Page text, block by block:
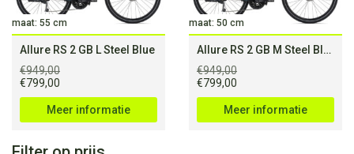
maat: 55 cm
Allure RS 2 GB L Steel Blue
€949,00
Oorspronkelijke
prijs
€949,00.
€799,00
prijs
is:
€799,00.
Meer informatie
maat: 50 cm
Allure RS 2 GB M Steel Blue
€949,00
Oorspronkelijke
prijs
€949,00.
€799,00
prijs
is:
€799,00.
Meer informatie